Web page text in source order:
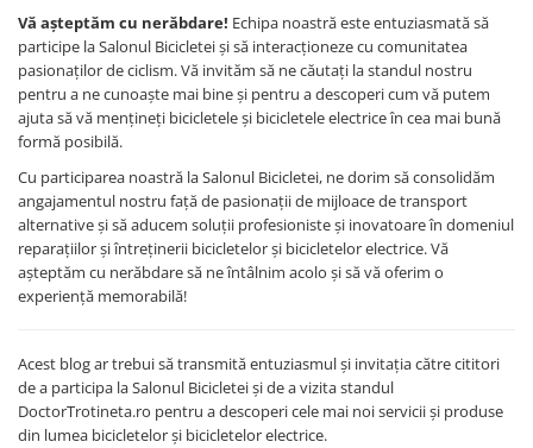
Vă așteptăm cu nerăbdare! Echipa noastră este entuziasmată să
participe la Salonul Bicicletei și să interacționeze cu comunitatea
pasionaților de ciclism. Vă invităm să ne căutați la standul nostru
pentru a ne cunoaște mai bine și pentru a descoperi cum vă putem
ajuta să vă mențineți bicicletele și bicicletele electrice în cea mai bună
formă posibilă.
Cu participarea noastră la Salonul Bicicletei, ne dorim să consolidăm
angajamentul nostru față de pasionații de mijloace de transport
alternative și să aducem soluții profesioniste și inovatoare în domeniul
reparațiilor și întreținerii bicicletelor și bicicletelor electrice. Vă
așteptăm cu nerăbdare să ne întâlnim acolo și să vă oferim o
experiență memorabilă!
Acest blog ar trebui să transmită entuziasmul și invitația către cititori
de a participa la Salonul Bicicletei și de a vizita standul
DoctorTrotineta.ro pentru a descoperi cele mai noi servicii și produse
din lumea bicicletelor și bicicletelor electrice.